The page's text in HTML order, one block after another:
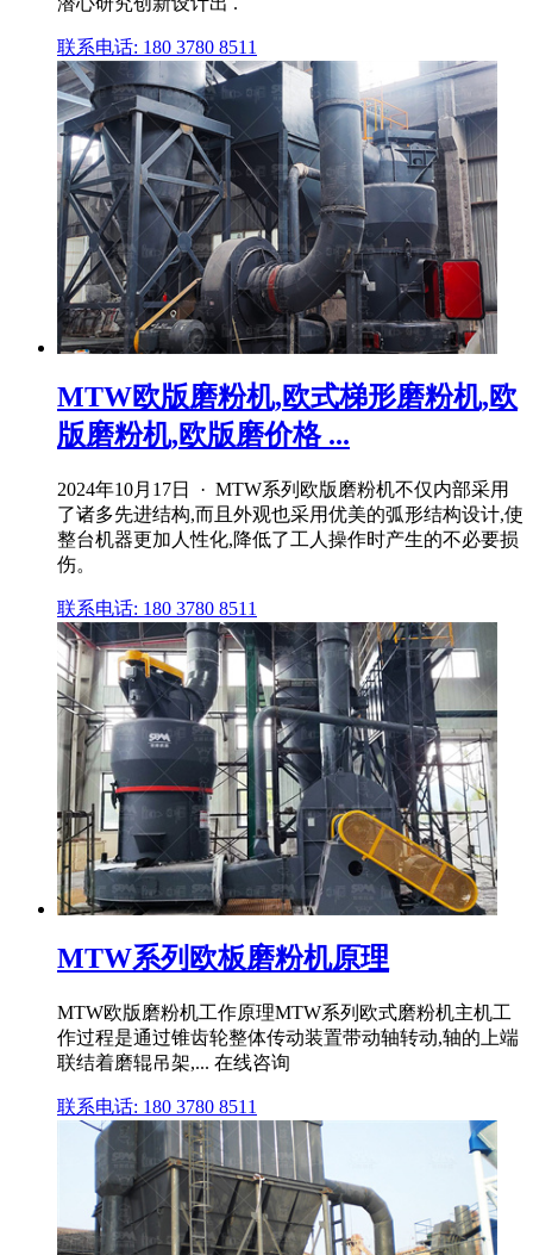
联系电话: 180 3780 8511
MTW欧版磨粉机,欧式梯形磨粉机,欧
版磨粉机,欧版磨价格 ...
2024年10月17日 · MTW系列欧版磨粉机不仅内部采用
了诸多先进结构,而且外观也采用优美的弧形结构设计,使
整台机器更加人性化,降低了工人操作时产生的不必要损
伤。
联系电话: 180 3780 8511
MTW系列欧板磨粉机原理
MTW欧版磨粉机工作原理MTW系列欧式磨粉机主机工
作过程是通过锥齿轮整体传动装置带动轴转动,轴的上端
联结着磨辊吊架,... 在线咨询
联系电话: 180 3780 8511